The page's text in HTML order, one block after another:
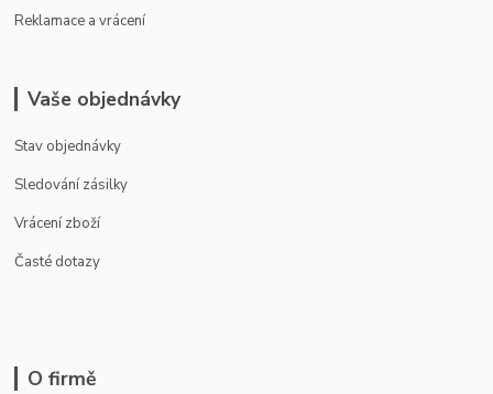
Reklamace a vrácení
Vaše objednávky
Stav objednávky
Sledování zásilky
Vrácení zboží
Časté dotazy
O firmě